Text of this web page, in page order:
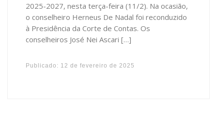
2025-2027, nesta terça-feira (11/2). Na ocasião,
o conselheiro Herneus De Nadal foi reconduzido
à Presidência da Corte de Contas. Os
conselheiros José Nei Ascari […]
Publicado: 12 de fevereiro de 2025